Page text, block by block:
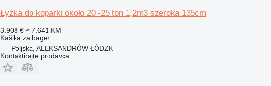
Łyżka do koparki około 20 -25 ton 1,2m3 szeroka 135cm
3.908 € ≈ 7.641 KM
Kašika za bager
Poljska, ALEKSANDRÓW ŁÓDZK
Kontaktirajte prodavca